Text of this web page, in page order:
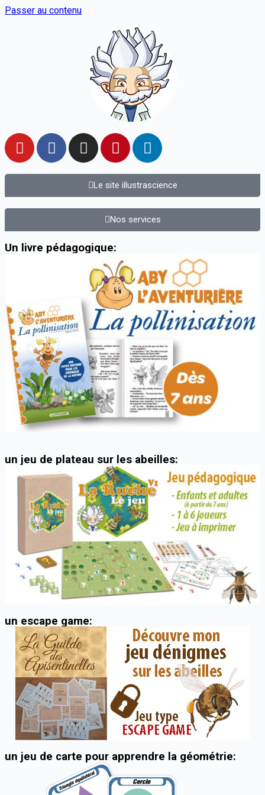
Passer au contenu
Le site illustrascience
Nos services
Un livre pédagogique:
un jeu de plateau sur les abeilles:
un escape game:
un jeu de carte pour apprendre la géométrie: